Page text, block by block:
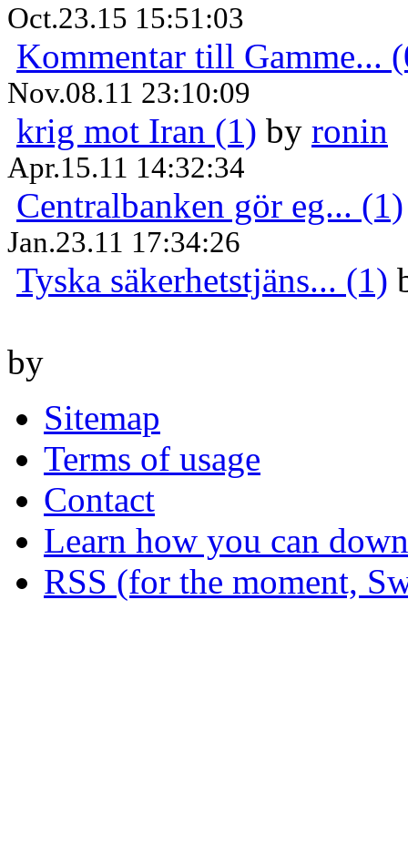
Oct.23.15 15:51:03
Kommentar till Gamme...
Nov.08.11 23:10:09
krig mot Iran (1) by ronin
Apr.15.11 14:32:34
Centralbanken gör eg... (1)
Jan.23.11 17:34:26
Tyska säkerhetstjäns... (1)
by
Sitemap
Terms of usage
Contact
Learn how you can
RSS (for the moment,